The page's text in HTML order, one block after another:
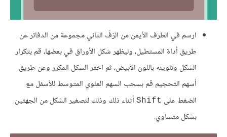
ارسم في الطرف الأيمن من الرّفّ الثاني مجموعة من الدفاتر عن
طريق أداة المستطيل، وليظهر شكل الأوراق في بعضها، قم بتكرار
الشكل وتلوينه باللون الأبيض، ثم اختر الشكل المكرر وعن طريق
أسهم التحجيم قم بسحب السهم العلوي المتوسط للأسفل مع
الضغط على Shift أثناء ذلك وذلك لتصغير الشكل من الجهتين
بشكل متساوي.